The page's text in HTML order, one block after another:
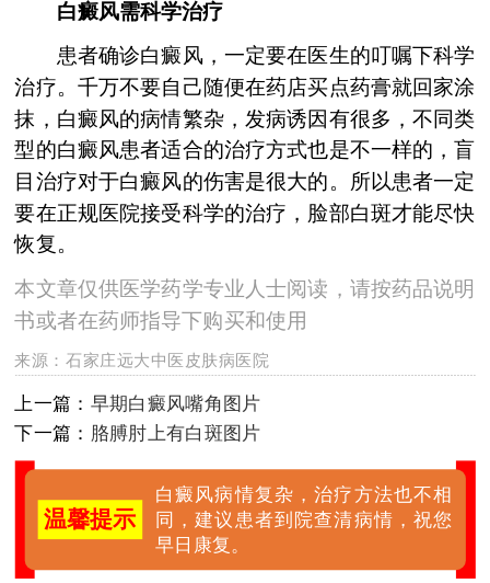
白癜风需科学治疗
患者确诊白癜风，一定要在医生的叮嘱下科学
治疗。千万不要自己随便在药店买点药膏就回家涂
抹，白癜风的病情繁杂，发病诱因有很多，不同类
型的白癜风患者适合的治疗方式也是不一样的，盲
目治疗对于白癜风的伤害是很大的。所以患者一定
要在正规医院接受科学的治疗，脸部白斑才能尽快
恢复。
本文章仅供医学药学专业人士阅读，请按药品说明
书或者在药师指导下购买和使用
来源：石家庄远大中医皮肤病医院
上一篇： 早期白癜风嘴角图片
下一篇： 胳膊肘上有白斑图片
温馨提示
白癜风病情复杂，治疗方法也不相
同，建议患者到院查清病情，祝您
早日康复。